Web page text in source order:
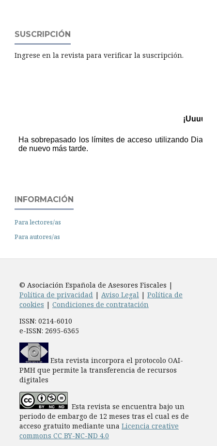
SUSCRIPCIÓN
Ingrese en la revista para verificar la suscripción.
INFORMACIÓN
Para lectores/as
Para autores/as
© Asociación Española de Asesores Fiscales |
Política de privacidad| Aviso Legal| Política de
cookies | Condiciones de contratación
ISSN: 0214-6010
e-ISSN: 2695-6365
Esta revista incorpora el protocolo OAI-
PMH que permite la transferencia de recursos
digitales
Esta revista se encuentra bajo un
periodo de embargo de 12 meses tras el cual es de
acceso gratuito mediante una Licencia creative
commons CC BY-NC-ND 4.0